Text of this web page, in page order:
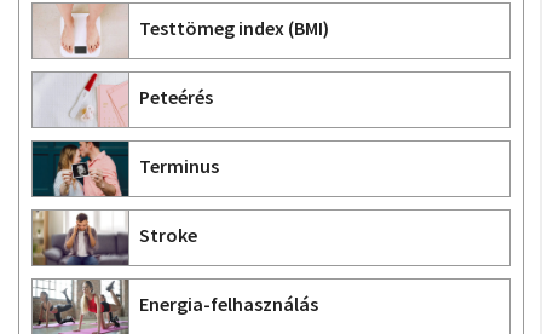
Testtömeg index (BMI)
Peteérés
Terminus
Stroke
Energia-felhasználás